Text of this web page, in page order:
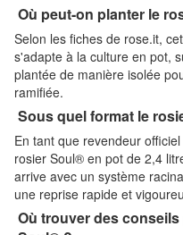
Où peut-on planter le
Selon les fiches de rose.it,
s'adapte à la culture en pot,
plantée de manière isolée
ramifiée.
Sous quel format le
En tant que revendeur
rosier Soul® en pot de 2,4
arrive avec un système
une reprise rapide et
Où trouver des